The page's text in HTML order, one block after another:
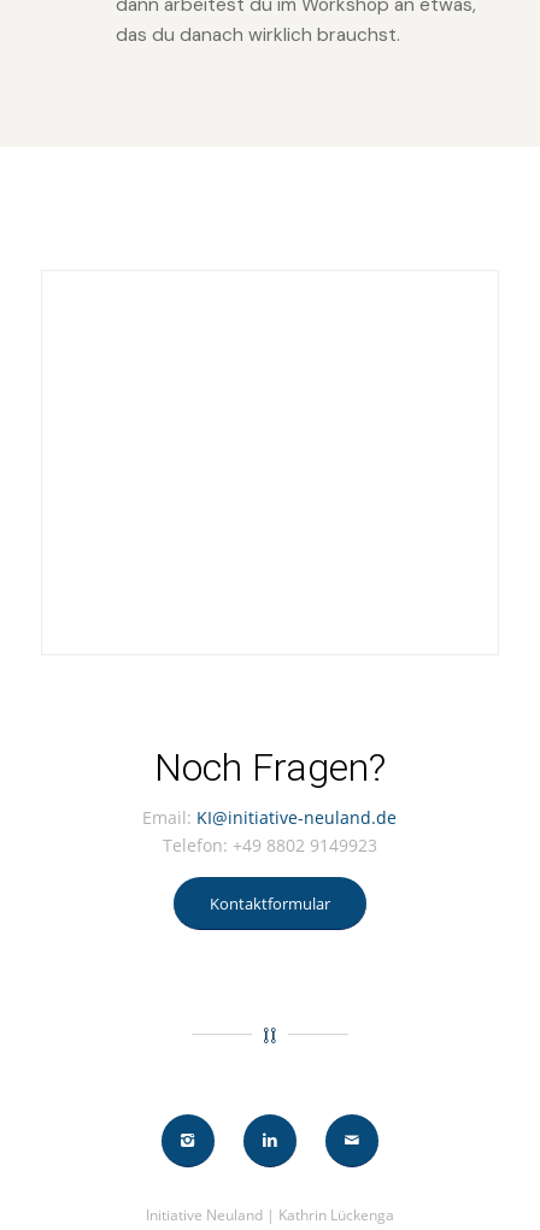
dann arbeitest du im Workshop an etwas,
das du danach wirklich brauchst.
Noch Fragen?
Email: KI@initiative-neuland.de
Telefon: +49 8802 9149923
Kontaktformular
Initiative Neuland | Kathrin Lückenga